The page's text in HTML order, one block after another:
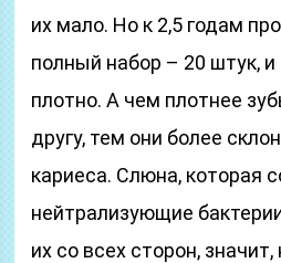
их мало. Но к 2,5 годам
полный набор – 20 штук,
плотно. А чем плотнее
другу, тем они более
кариеса. Слюна, которая
нейтрализующие
их со всех сторон,